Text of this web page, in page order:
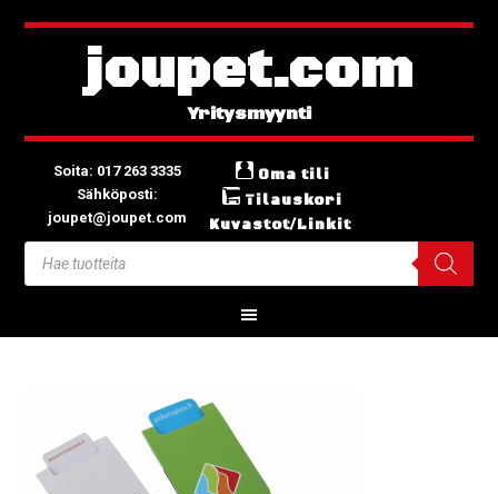
joupet.com
Soita: 017 263 3335
Sähköposti:
joupet@joupet.com
Oma tili
Tilauskori
Kuvastot/Linkit